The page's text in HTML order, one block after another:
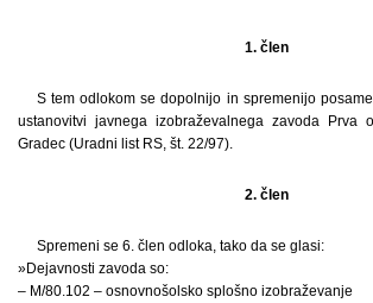
1. člen
S tem odlokom se dopolnijo in spremenijo
ustanovitvi javnega izobraževalnega zavoda Prva
Gradec (Uradni list RS, št. 22/97).
2. člen
Spremeni se 6. člen odloka, tako da se glasi:
»Dejavnosti zavoda so:
– M/80.102 – osnovnošolsko splošno izobraževanje